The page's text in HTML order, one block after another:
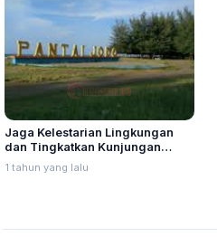
Jaga Kelestarian Lingkungan
dan Tingkatkan Kunjungan
Wisata di Pantai Jodo
1 tahun yang lalu